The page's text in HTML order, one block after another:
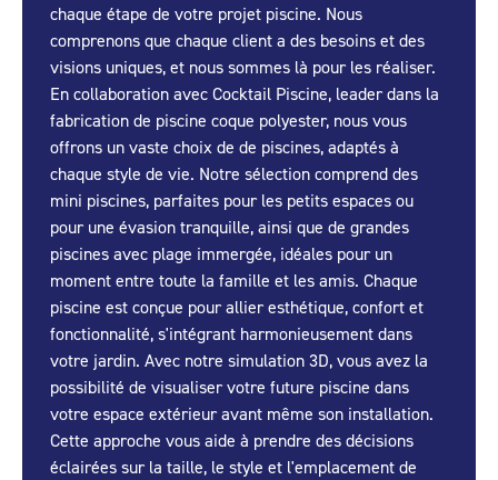
chaque étape de votre projet piscine. Nous
comprenons que chaque client a des besoins et des
visions uniques, et nous sommes là pour les réaliser.
En collaboration avec Cocktail Piscine, leader dans la
fabrication de piscine coque polyester, nous vous
offrons un vaste choix de de piscines, adaptés à
chaque style de vie. Notre sélection comprend des
mini piscines, parfaites pour les petits espaces ou
pour une évasion tranquille, ainsi que de grandes
piscines avec plage immergée, idéales pour un
moment entre toute la famille et les amis. Chaque
piscine est conçue pour allier esthétique, confort et
fonctionnalité, s'intégrant harmonieusement dans
votre jardin. Avec notre simulation 3D, vous avez la
possibilité de visualiser votre future piscine dans
votre espace extérieur avant même son installation.
Cette approche vous aide à prendre des décisions
éclairées sur la taille, le style et l'emplacement de